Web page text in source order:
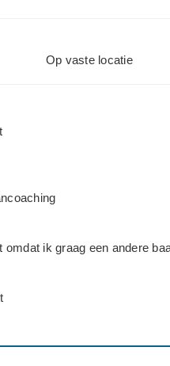
Op vaste locatie
omdat ik graag een andere